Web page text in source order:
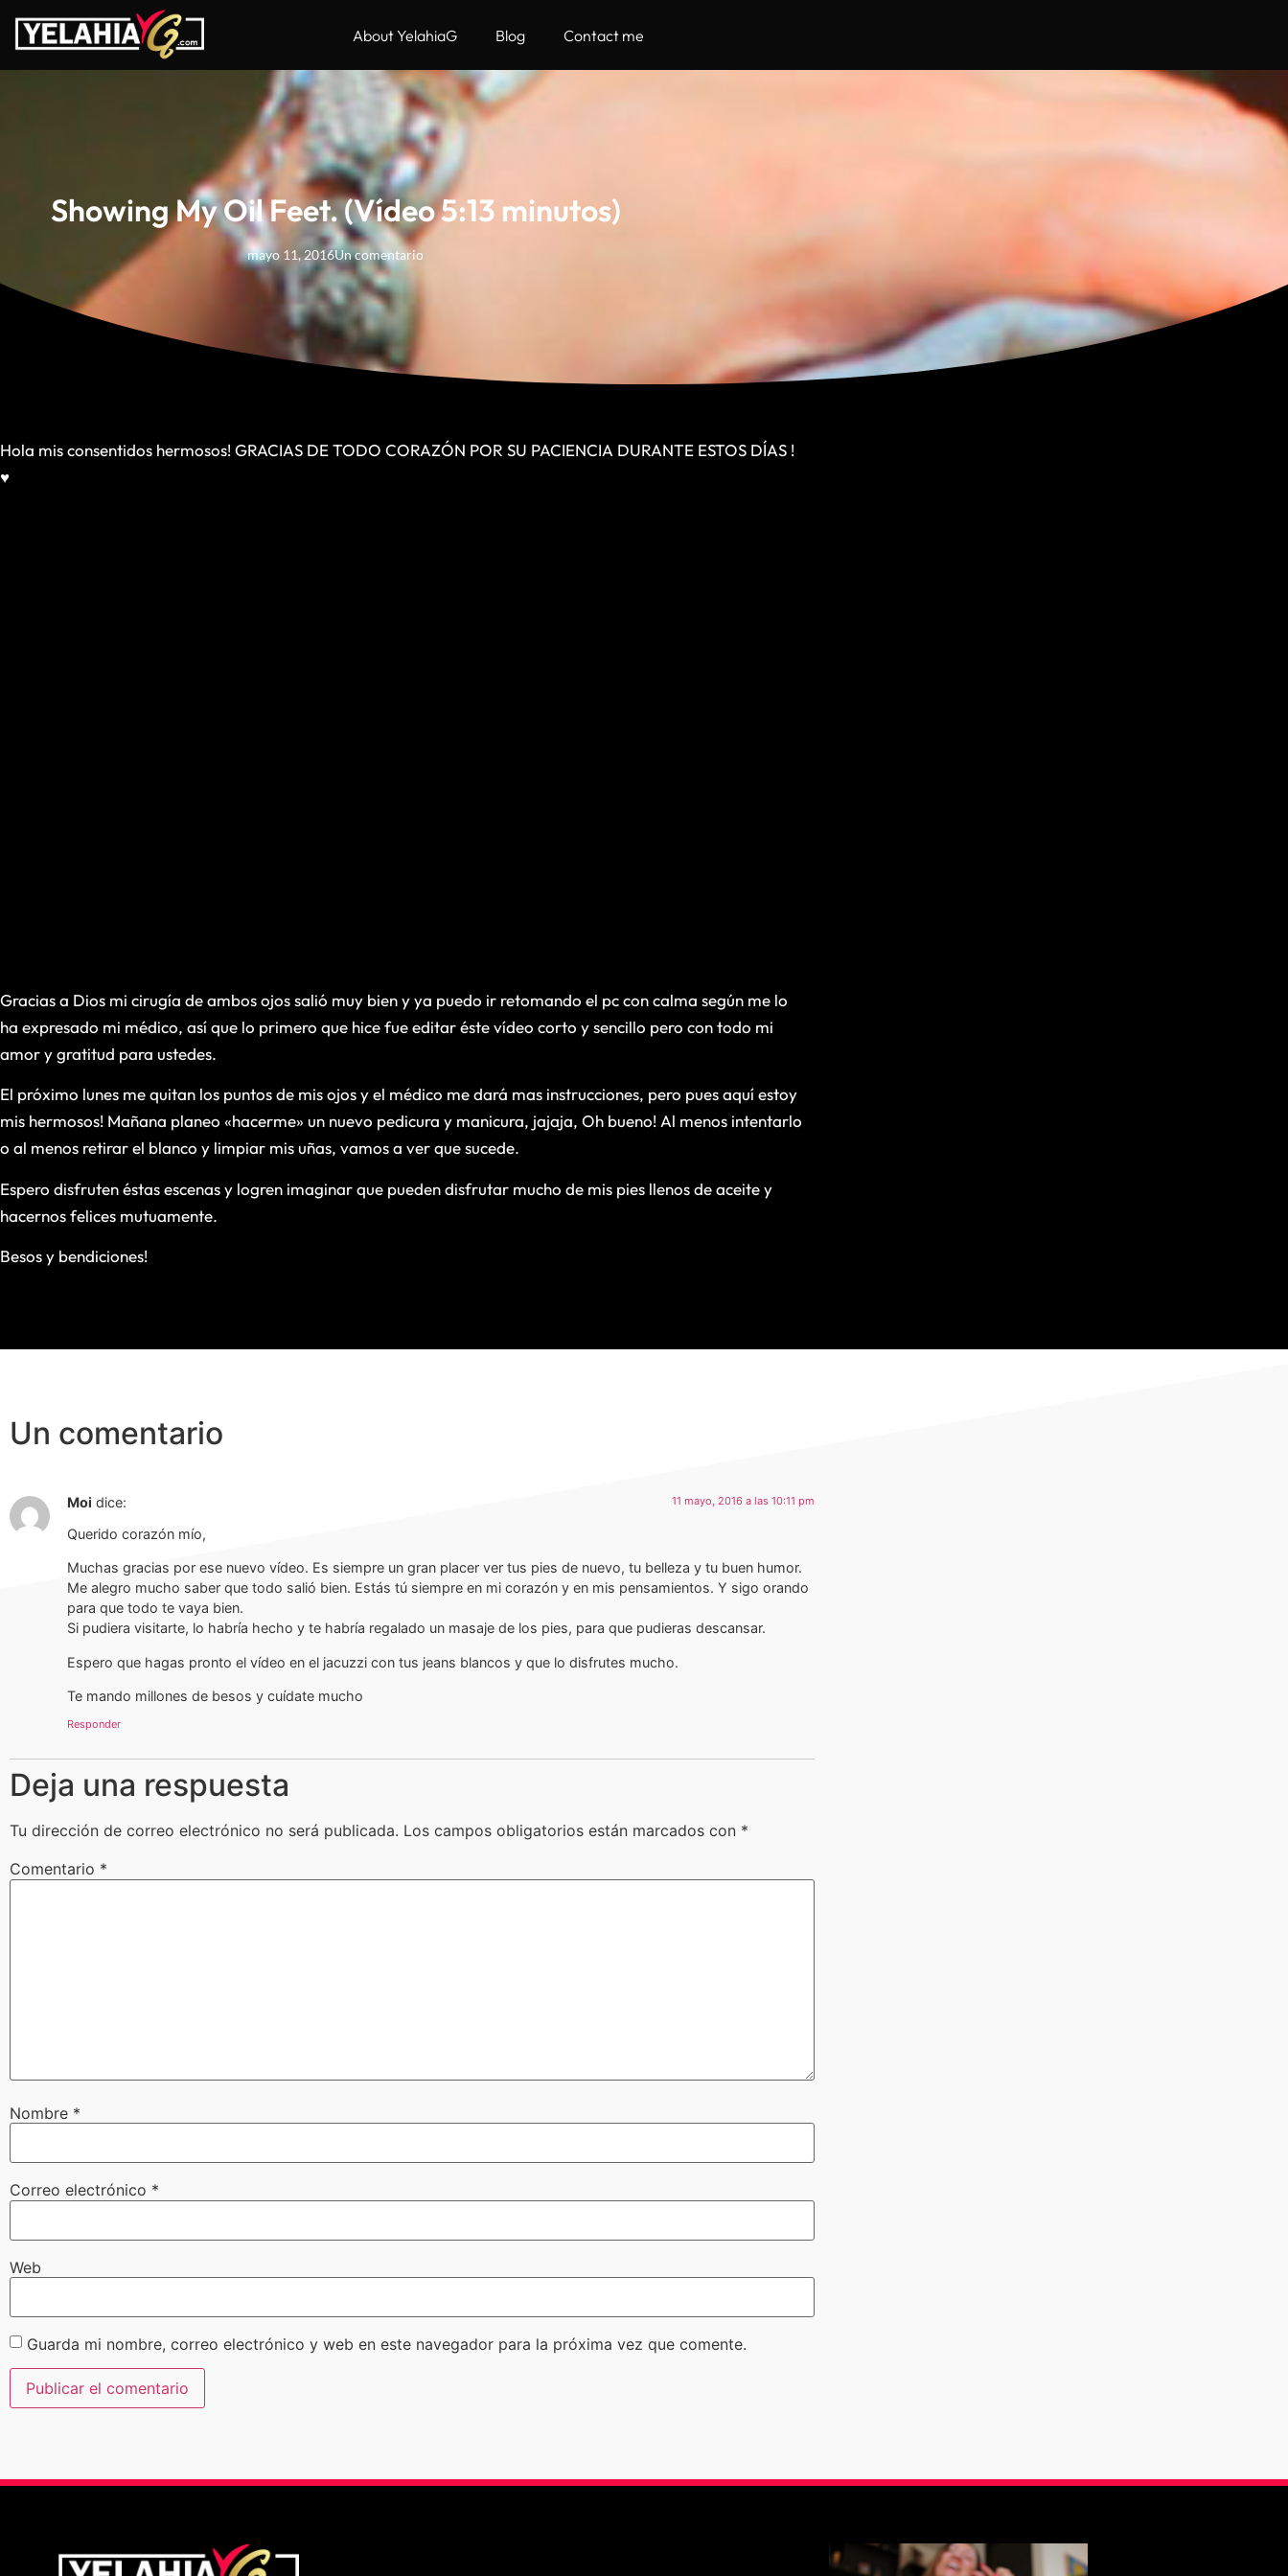
About YelahiaG Blog Contact me
Showing My Oil Feet. (Vídeo 5:13 minutos)
mayo 11, 2016Un comentario
Hola mis consentidos hermosos! GRACIAS DE TODO CORAZÓN POR SU PACIENCIA DURANTE ESTOS DÍAS !
♥
Gracias a Dios mi cirugía de ambos ojos salió muy bien y ya puedo ir retomando el pc con calma según me lo
ha expresado mi médico, así que lo primero que hice fue editar éste vídeo corto y sencillo pero con todo mi
amor y gratitud para ustedes.
El próximo lunes me quitan los puntos de mis ojos y el médico me dará mas instrucciones, pero pues aquí estoy
mis hermosos! Mañana planeo «hacerme» un nuevo pedicura y manicura, jajaja, Oh bueno! Al menos intentarlo
o al menos retirar el blanco y limpiar mis uñas, vamos a ver que sucede.
Espero disfruten éstas escenas y logren imaginar que pueden disfrutar mucho de mis pies llenos de aceite y
hacernos felices mutuamente.
Besos y bendiciones!
Un comentario
Moi dice: 11 mayo, 2016 a las 10:11 pm
Querido corazón mío,
Muchas gracias por ese nuevo vídeo. Es siempre un gran placer ver tus pies de nuevo, tu belleza y tu buen humor.
Me alegro mucho saber que todo salió bien. Estás tú siempre en mi corazón y en mis pensamientos. Y sigo orando
para que todo te vaya bien.
Si pudiera visitarte, lo habría hecho y te habría regalado un masaje de los pies, para que pudieras descansar.
Espero que hagas pronto el vídeo en el jacuzzi con tus jeans blancos y que lo disfrutes mucho.
Te mando millones de besos y cuídate mucho
Responder
Deja una respuesta
Tu dirección de correo electrónico no será publicada. Los campos obligatorios están marcados con *
Comentario *
Nombre *
Correo electrónico *
Web
Guarda mi nombre, correo electrónico y web en este navegador para la próxima vez que comente.